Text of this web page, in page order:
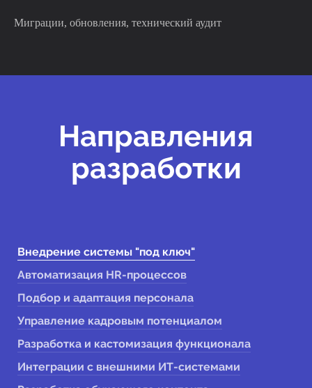
Миграции, обновления, технический аудит
Направления
разработки
Внедрение системы "под ключ"
Автоматизация HR-процессов
Подбор и адаптация персонала
Управление кадровым потенциалом
Разработка и кастомизация функционала
Интеграции с внешними ИТ-системами